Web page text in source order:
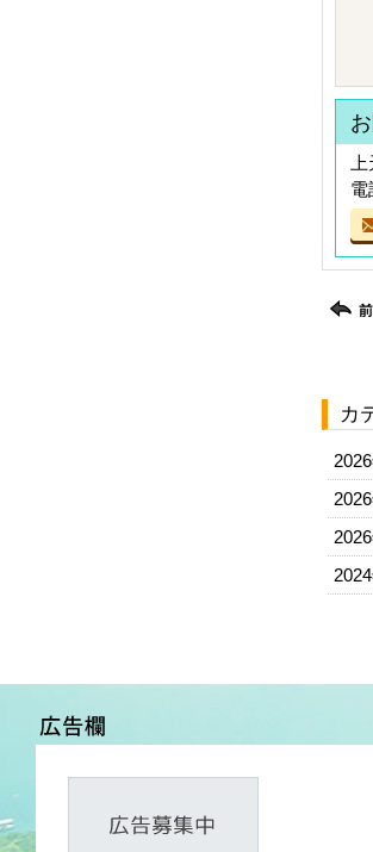
電
カ